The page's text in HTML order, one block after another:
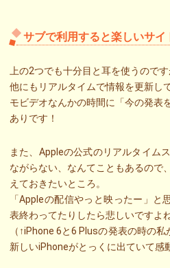
サブで利用すると楽しいサイ
上の2つでも十分目と耳を使うのです
他にもリアルタイムで情報を更新し
モビデオなんかの時間に「今の発表
ありです！
また、Appleの公式のリアルタイム
ながらない、なんてこともあるので
えておきたいところ。
「Appleの配信やっと映ったー」と
表終わってたりしたら悲しいですよ
（↑iPhone 6と6 Plusの発表の時の
新しいiPhoneがとっくに出ていて感